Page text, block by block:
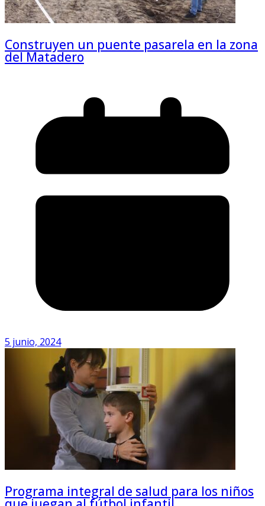
Construyen un puente pasarela en la zona
del Matadero
5 junio, 2024
Programa integral de salud para los niños